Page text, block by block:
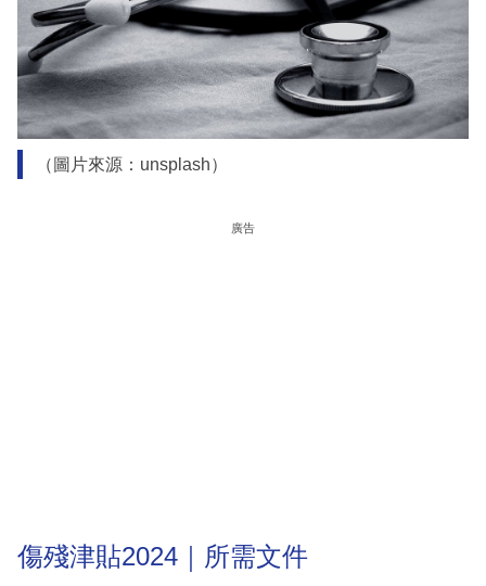
（圖片來源：unsplash）
廣告
傷殘津貼2024｜所需文件